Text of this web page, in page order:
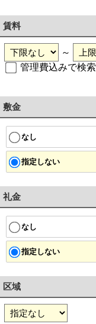
賃料
～
管理費込みで検索
敷金
なし
指定しない
礼金
なし
指定しない
区域